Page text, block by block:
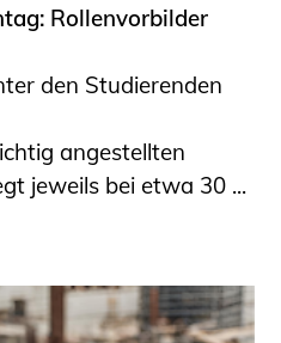
Rollenvorbilder
den Studierenden
angestellten
jeweils bei etwa 30 ...